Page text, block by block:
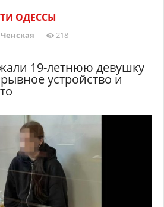
ОДЕССЫ
218
19-летнюю девушку
устройство и